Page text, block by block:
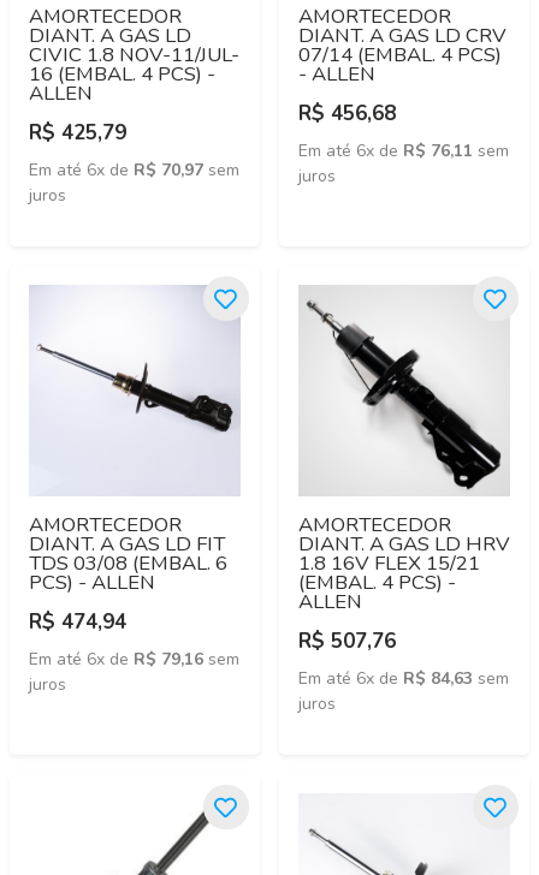
AMORTECEDOR
DIANT. A GAS LD
CIVIC 1.8 NOV-11/JUL-
16 (EMBAL. 4 PCS) -
ALLEN
R$ 425,79
Em até 6x de R$ 70,97 sem
juros
AMORTECEDOR
DIANT. A GAS LD CRV
07/14 (EMBAL. 4 PCS)
- ALLEN
R$ 456,68
Em até 6x de R$ 76,11 sem
juros
AMORTECEDOR
DIANT. A GAS LD FIT
TDS 03/08 (EMBAL. 6
PCS) - ALLEN
R$ 474,94
Em até 6x de R$ 79,16 sem
juros
AMORTECEDOR
DIANT. A GAS LD HRV
1.8 16V FLEX 15/21
(EMBAL. 4 PCS) -
ALLEN
R$ 507,76
Em até 6x de R$ 84,63 sem
juros